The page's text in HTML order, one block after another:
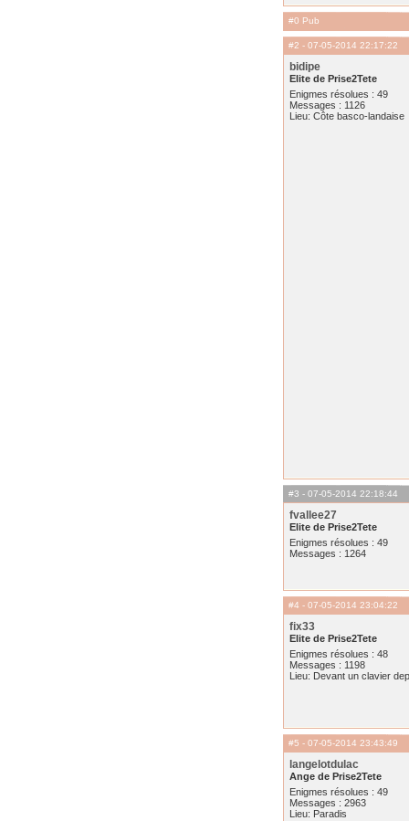
#0 Pub
#2 - 07-05-2014 22:17:22
bidipe
Elite de Prise2Tete
Enigmes résolues : 49
Messages : 1126
Lieu: Côte basco-landaise
#3 - 07-05-2014 22:18:44
fvallee27
Elite de Prise2Tete
Enigmes résolues : 49
Messages : 1264
#4 - 07-05-2014 23:04:22
fix33
Elite de Prise2Tete
Enigmes résolues : 48
Messages : 1198
Lieu: Devant un clavier
#5 - 07-05-2014 23:43:49
langelotdulac
Ange de Prise2Tete
Enigmes résolues : 49
Messages : 2963
Lieu: Paradis